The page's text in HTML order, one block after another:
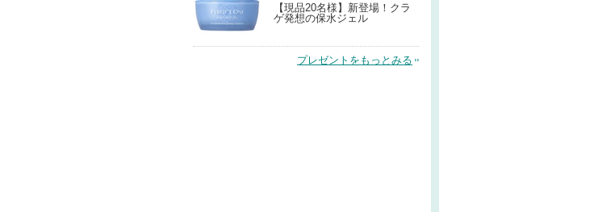
現
品
【現品20名様】新登場！クラ
ゲ発想の保水ジェル
プレゼントをもっとみる